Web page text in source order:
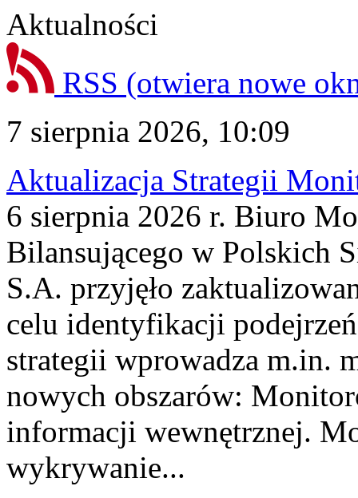
Aktualności
RSS (otwiera nowe
7 sierpnia 2026, 10:09
Aktualizacja Strategii
6 sierpnia 2026 r. Biuro
Bilansującego w Polskich
S.A. przyjęło
celu identyfikacji
strategii wprowadza m.in.
nowych obszarów:
informacji wewnętrznej.
wykrywanie...